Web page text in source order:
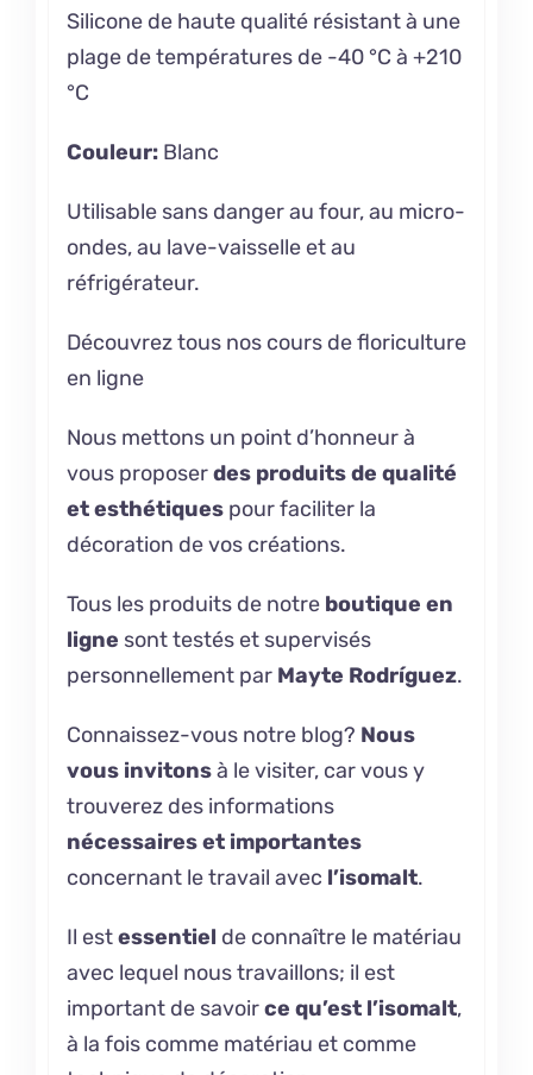
Silicone de haute qualité résistant à une
plage de températures de -40 °C à +210
°C
Couleur:Blanc
Utilisable sans danger au four, au micro-
ondes, au lave-vaisselle et au
réfrigérateur.
Découvrez tous nos cours de floriculture
en ligne
Nous mettons un point d’honneur à
vous proposerdes produits de qualité
et esthétiquespour faciliter la
décoration de vos créations.
Tous les produits de notre boutique en
ligne sont testés et supervisés
personnellement par Mayte Rodríguez.
Connaissez-vous notre blog? Nous
vous invitonsà le visiter, car vous y
trouverez des informations
nécessaires et importantes
concernant le travail avec l’isomalt.
Il estessentiel de connaître le matériau
avec lequel nous travaillons; il est
important de savoirce qu’est l’isomalt,
à la fois comme matériau et comme